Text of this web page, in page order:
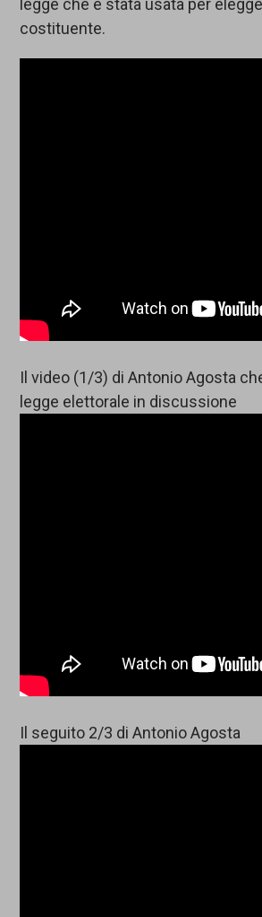
legge che è stata usata per
costituente.
Il video (1/3) di Antonio Agosta
legge elettorale in discussione
Il seguito 2/3 di Antonio Agosta